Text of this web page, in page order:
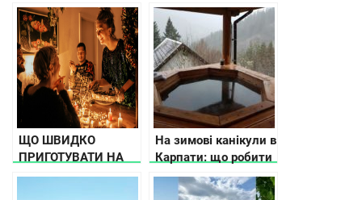
ЩО ШВИДКО
ПРИГОТУВАТИ НА
СВЯТВЕЧІР: 12
На зимові канікули в
Карпати: що робити